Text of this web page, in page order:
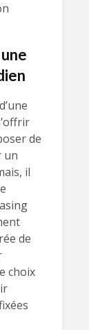
de
un
il
de
choix